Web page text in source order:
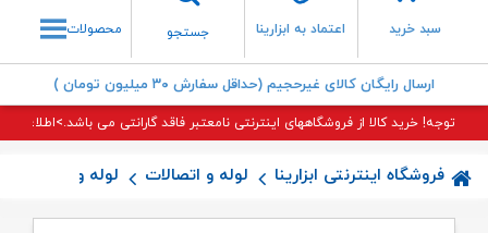
سبد خرید اعتماد به ابزارینا جستجو محصولات
ارسال رایگان کالای غیرحجیم (حداقل سفارش ۳۰ میلیون تومان )
توجه! خرید کالا از فروشگاههای اینترنتی نامعتبر فاقد گارانتی می باشد.>اطلاعات
فروشگاه اینترنتی ابزارینا لوله و اتصالات لوله و اتصالات